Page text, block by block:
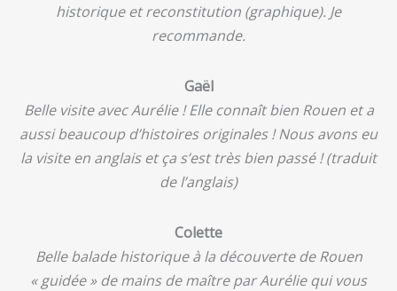
historique et reconstitution (graphique). Je
recommande.
Gaël
Belle visite avec Aurélie ! Elle connaît bien Rouen et a
aussi beaucoup d’histoires originales ! Nous avons eu
la visite en anglais et ça s’est très bien passé ! (traduit
de l’anglais)
Colette
Belle balade historique à la découverte de Rouen
« guidée » de mains de maître par Aurélie qui vous